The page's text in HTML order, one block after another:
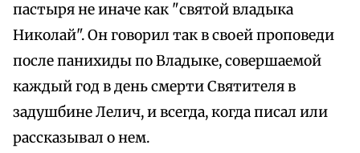
пастыря не иначе как "святой владыка
Николай". Он говорил так в своей проповеди
после панихиды по Владыке, совершаемой
каждый год в день смерти Святителя в
задушбине Лелич, и всегда, когда писал или
рассказывал о нем.